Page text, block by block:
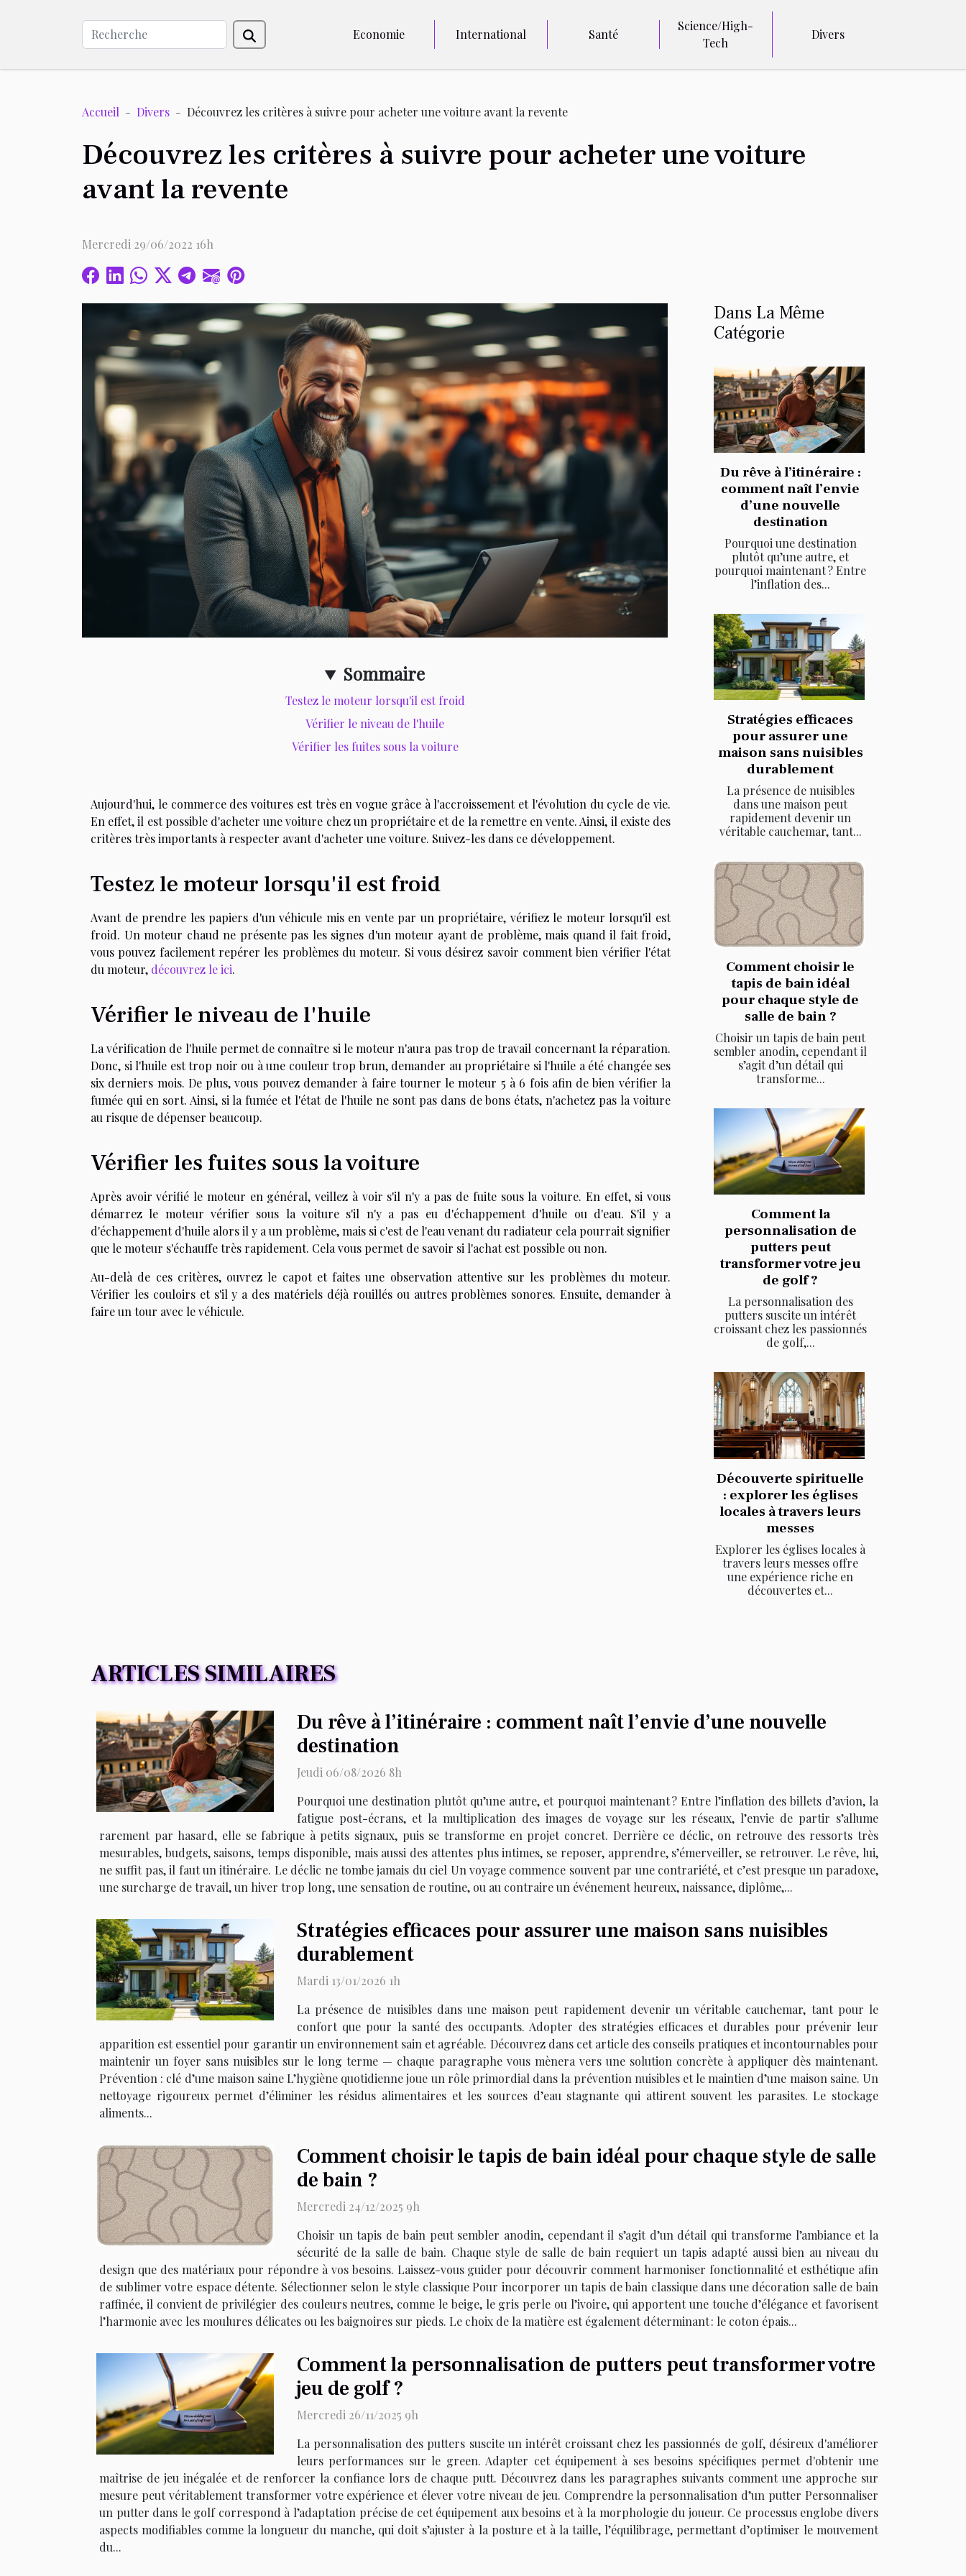
Economie International Santé
Science/High-
Tech
Divers
Accueil Divers Découvrez les critères à suivre pour acheter une voiture avant la revente
Découvrez les critères à suivre pour acheter une voiture
avant la revente
Mercredi 29/06/2022 16h
Sommaire
Testez le moteur lorsqu'il est froid
Vérifier le niveau de l'huile
Vérifier les fuites sous la voiture
Aujourd'hui, le commerce des voitures est très en vogue grâce à l'accroissement et l'évolution du cycle de vie.
En effet, il est possible d'acheter une voiture chez un propriétaire et de la remettre en vente. Ainsi, il existe des
critères très importants à respecter avant d'acheter une voiture. Suivez-les dans ce développement.
Testez le moteur lorsqu'il est froid
Avant de prendre les papiers d'un véhicule mis en vente par un propriétaire, vérifiez le moteur lorsqu'il est
froid. Un moteur chaud ne présente pas les signes d'un moteur ayant de problème, mais quand il fait froid,
vous pouvez facilement repérer les problèmes du moteur. Si vous désirez savoir comment bien vérifier l'état
du moteur, découvrez le ici.
Vérifier le niveau de l'huile
La vérification de l'huile permet de connaître si le moteur n'aura pas trop de travail concernant la réparation.
Donc, si l'huile est trop noir ou à une couleur trop brun, demander au propriétaire si l'huile a été changée ses
six derniers mois. De plus, vous pouvez demander à faire tourner le moteur 5 à 6 fois afin de bien vérifier la
fumée qui en sort. Ainsi, si la fumée et l'état de l'huile ne sont pas dans de bons états, n'achetez pas la voiture
au risque de dépenser beaucoup.
Vérifier les fuites sous la voiture
Après avoir vérifié le moteur en général, veillez à voir s'il n'y a pas de fuite sous la voiture. En effet, si vous
démarrez le moteur vérifier sous la voiture s'il n'y a pas eu d'échappement d'huile ou d'eau. S'il y a
d'échappement d'huile alors il y a un problème, mais si c'est de l'eau venant du radiateur cela pourrait signifier
que le moteur s'échauffe très rapidement. Cela vous permet de savoir si l'achat est possible ou non.
Au-delà de ces critères, ouvrez le capot et faites une observation attentive sur les problèmes du moteur.
Vérifier les couloirs et s'il y a des matériels déjà rouillés ou autres problèmes sonores. Ensuite, demander à
faire un tour avec le véhicule.
Dans La Même
Catégorie
Du rêve à l’itinéraire :
comment naît l’envie
d’une nouvelle
destination
Pourquoi une destination
plutôt qu’une autre, et
pourquoi maintenant ? Entre
l’inflation des...
Stratégies efficaces
pour assurer une
maison sans nuisibles
durablement
La présence de nuisibles
dans une maison peut
rapidement devenir un
véritable cauchemar, tant...
Comment choisir le
tapis de bain idéal
pour chaque style de
salle de bain ?
Choisir un tapis de bain peut
sembler anodin, cependant il
s’agit d’un détail qui
transforme...
Comment la
personnalisation de
putters peut
transformer votre jeu
de golf ?
La personnalisation des
putters suscite un intérêt
croissant chez les passionnés
de golf,...
Découverte spirituelle
: explorer les églises
locales à travers leurs
messes
Explorer les églises locales à
travers leurs messes offre
une expérience riche en
découvertes et...
ARTICLES SIMILAIRES
Du rêve à l’itinéraire : comment naît l’envie d’une nouvelle
destination
Jeudi 06/08/2026 8h
Pourquoi une destination plutôt qu’une autre, et pourquoi maintenant ? Entre l’inflation des billets d’avion, la
fatigue post-écrans, et la multiplication des images de voyage sur les réseaux, l’envie de partir s’allume
rarement par hasard, elle se fabrique à petits signaux, puis se transforme en projet concret. Derrière ce déclic, on retrouve des ressorts très
mesurables, budgets, saisons, temps disponible, mais aussi des attentes plus intimes, se reposer, apprendre, s’émerveiller, se retrouver. Le rêve, lui,
ne suffit pas, il faut un itinéraire. Le déclic ne tombe jamais du ciel Un voyage commence souvent par une contrariété, et c’est presque un paradoxe,
une surcharge de travail, un hiver trop long, une sensation de routine, ou au contraire un événement heureux, naissance, diplôme,...
Stratégies efficaces pour assurer une maison sans nuisibles
durablement
Mardi 13/01/2026 1h
La présence de nuisibles dans une maison peut rapidement devenir un véritable cauchemar, tant pour le
confort que pour la santé des occupants. Adopter des stratégies efficaces et durables pour prévenir leur
apparition est essentiel pour garantir un environnement sain et agréable. Découvrez dans cet article des conseils pratiques et incontournables pour
maintenir un foyer sans nuisibles sur le long terme — chaque paragraphe vous mènera vers une solution concrète à appliquer dès maintenant.
Prévention : clé d’une maison saine L’hygiène quotidienne joue un rôle primordial dans la prévention nuisibles et le maintien d’une maison saine. Un
nettoyage rigoureux permet d’éliminer les résidus alimentaires et les sources d’eau stagnante qui attirent souvent les parasites. Le stockage
aliments...
Comment choisir le tapis de bain idéal pour chaque style de salle
de bain ?
Mercredi 24/12/2025 9h
Choisir un tapis de bain peut sembler anodin, cependant il s’agit d’un détail qui transforme l’ambiance et la
sécurité de la salle de bain. Chaque style de salle de bain requiert un tapis adapté aussi bien au niveau du
design que des matériaux pour répondre à vos besoins. Laissez-vous guider pour découvrir comment harmoniser fonctionnalité et esthétique afin
de sublimer votre espace détente. Sélectionner selon le style classique Pour incorporer un tapis de bain classique dans une décoration salle de bain
raffinée, il convient de privilégier des couleurs neutres, comme le beige, le gris perle ou l’ivoire, qui apportent une touche d’élégance et favorisent
l’harmonie avec les moulures délicates ou les baignoires sur pieds. Le choix de la matière est également déterminant : le coton épais...
Comment la personnalisation de putters peut transformer votre
jeu de golf ?
Mercredi 26/11/2025 9h
La personnalisation des putters suscite un intérêt croissant chez les passionnés de golf, désireux d'améliorer
leurs performances sur le green. Adapter cet équipement à ses besoins spécifiques permet d'obtenir une
maîtrise de jeu inégalée et de renforcer la confiance lors de chaque putt. Découvrez dans les paragraphes suivants comment une approche sur
mesure peut véritablement transformer votre expérience et élever votre niveau de jeu. Comprendre la personnalisation d’un putter Personnaliser
un putter dans le golf correspond à l’adaptation précise de cet équipement aux besoins et à la morphologie du joueur. Ce processus englobe divers
aspects modifiables comme la longueur du manche, qui doit s’ajuster à la posture et à la taille, l’équilibrage, permettant d’optimiser le mouvement
du...